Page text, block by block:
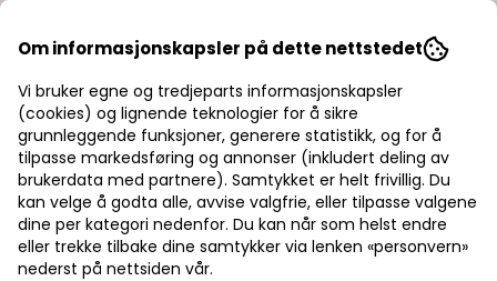
Kjøp
Kjøp
-34%
Om informasjonskapsler på dette nettstedet
Vi bruker egne og tredjeparts informasjonskapsler
(cookies) og lignende teknologier for å sikre
grunnleggende funksjoner, generere statistikk, og for å
tilpasse markedsføring og annonser (inkludert deling av
brukerdata med partnere). Samtykket er helt frivillig. Du
kan velge å godta alle, avvise valgfrie, eller tilpasse valgene
dine per kategori nedenfor. Du kan når som helst endre
eller trekke tilbake dine samtykker via lenken «personvern»
nederst på nettsiden vår.